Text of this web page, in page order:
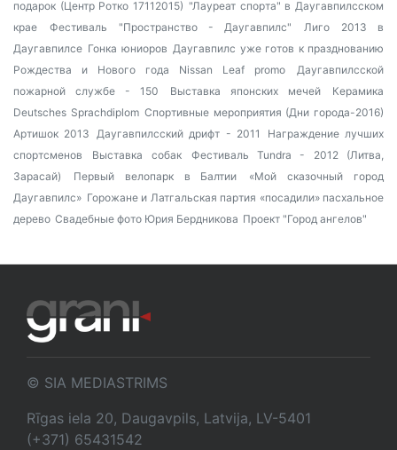
подарок (Центр Ротко 17112015) "Лауреат спорта" в Даугавпилсском
крае
Фестиваль "Пространство - Даугавпилс"
Лиго 2013 в
Даугавпилсе Гонка юниоров Даугавпилс уже готов к празднованию
Рождества и Нового года Nissan Leaf promo
Даугавпилсской
пожарной службе - 150
Выставка японских мечей
Керамика
Deutsches Sprachdiplom Спортивные мероприятия (Дни города-2016)
Артишок 2013
Даугавпилсский дрифт - 2011
Награждение лучших
спортсменов
Выставка собак
Фестиваль Tundra - 2012 (Литва,
Зарасай)
Первый велопарк в Балтии
«Мой сказочный город
Даугавпилс» Горожане и Латгальская партия «посадили» пасхальное
дерево Свадебные фото Юрия Бердникова Проект "Город ангелов"
© SIA MEDIASTRIMS
Rīgas iela 20, Daugavpils, Latvija, LV-5401
(+371) 65431542